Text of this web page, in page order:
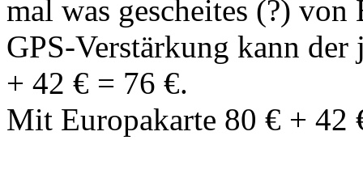
mal was gescheites (?)
GPS-Verstärkung kann
+ 42 € = 76 €.
Mit Europakarte 80 € + 42